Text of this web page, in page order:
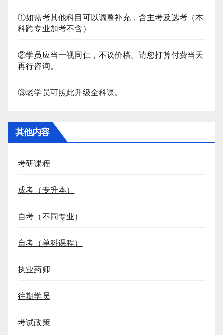
①如需考其他科目可以调整补充，含主考及选考（本
科跨专业加考不含）
②学员应当一视同仁，不议价格。请您打算付费当天
再行咨询。
③老学员可照此升级全科课。
其他内容
考研课程
成考（专升本）
自考（不同专业）
自考（单科课程）
执业药师
往期学员
考试政策